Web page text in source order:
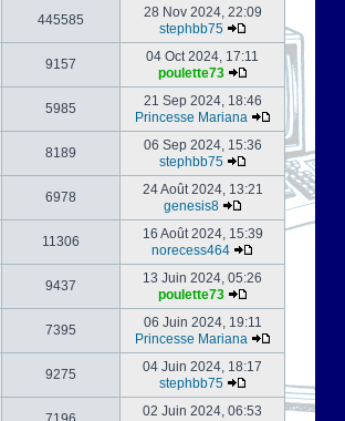
445585
28 Nov 2024, 22:09
stephbb75
9157
04 Oct 2024, 17:11
poulette73
5985
21 Sep 2024, 18:46
Princesse Mariana
8189
06 Sep 2024, 15:36
stephbb75
6978
24 Août 2024, 13:21
genesis8
11306
16 Août 2024, 15:39
norecess464
9437
13 Juin 2024, 05:26
poulette73
7395
06 Juin 2024, 19:11
Princesse Mariana
9275
04 Juin 2024, 18:17
stephbb75
02 Juin 2024, 06:53